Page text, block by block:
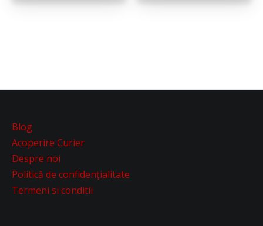
Blog
Acoperire Curier
Despre noi
Politică de confidențialitate
Termeni si conditii